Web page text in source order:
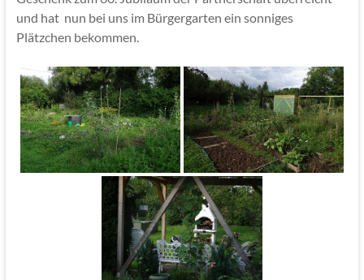
und hat nun bei uns im Bürgergarten ein sonniges
Plätzchen bekommen.